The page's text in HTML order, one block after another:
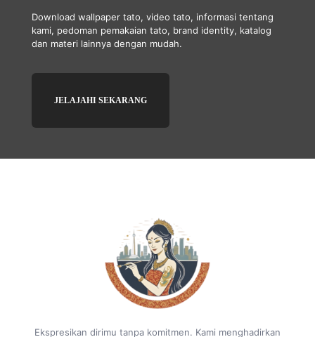
Download wallpaper tato, video tato, informasi tentang
kami, pedoman pemakaian tato, brand identity, katalog
dan materi lainnya dengan mudah.
JELAJAHI SEKARANG
Ekspresikan dirimu tanpa komitmen. Kami menghadirkan